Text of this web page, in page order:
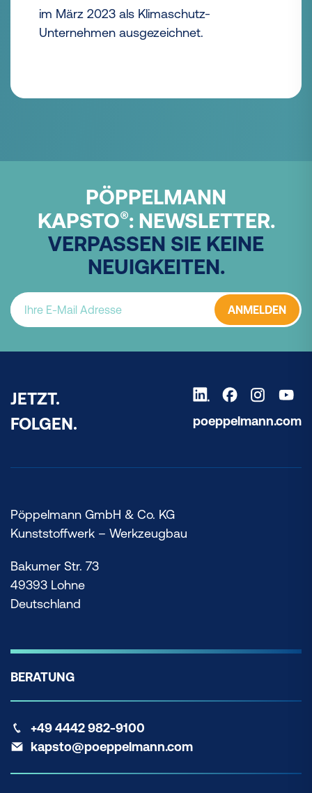
im März 2023 als Klimaschutz-
Unternehmen ausgezeichnet.
PÖPPELMANN
KAPSTO®: NEWSLETTER.
VERPASSEN SIE KEINE
NEUIGKEITEN.
ANMELDEN
JETZT.
FOLGEN.
poeppelmann.com
Pöppelmann GmbH & Co. KG
Kunststoffwerk – Werkzeugbau
Bakumer Str. 73
49393 Lohne
Deutschland
BERATUNG
+49 4442 982-9100
kapsto@poeppelmann.com